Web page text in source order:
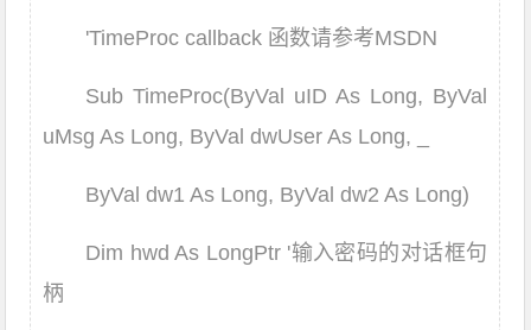
'TimeProc callback 函数请参考MSDN
Sub TimeProc(ByVal uID As Long, ByVal
uMsg As Long, ByVal dwUser As Long, _
ByVal dw1 As Long, ByVal dw2 As Long)
Dim hwd As LongPtr '输入密码的对话框句
柄